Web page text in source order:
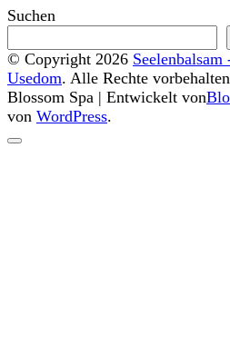
Suchen
© Copyright 2026
Usedom. Alle Rechte
Blossom Spa | Entwickelt von
von WordPress.